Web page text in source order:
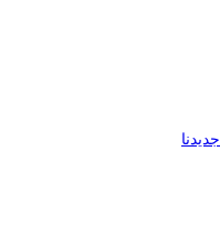
جديدنا